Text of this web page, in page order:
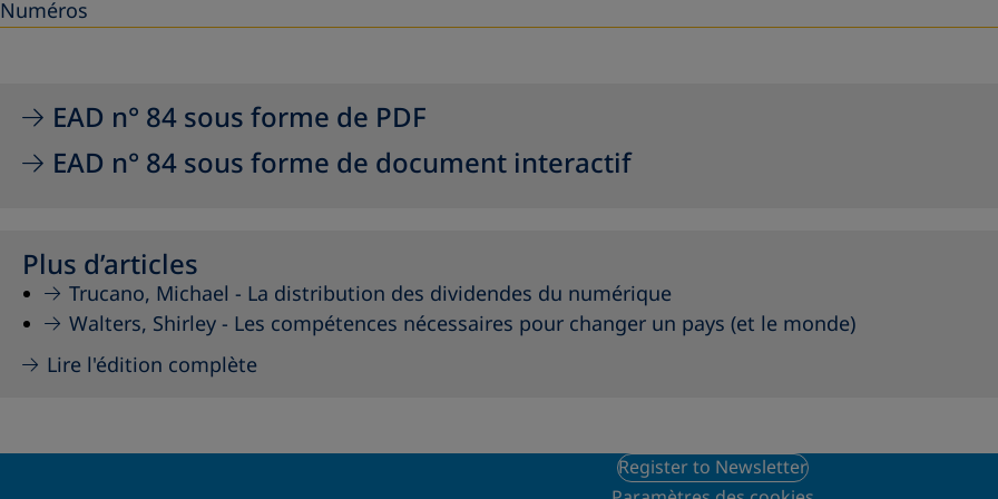
Numéros
EAD n° 84 sous forme de PDF
EAD n° 84 sous forme de document interactif
Plus d’articles
Trucano, Michael - La distribution des dividendes du numérique
Walters, Shirley - Les compétences nécessaires pour changer un pays (et le monde)
Lire l'édition complète
Register to Newsletter